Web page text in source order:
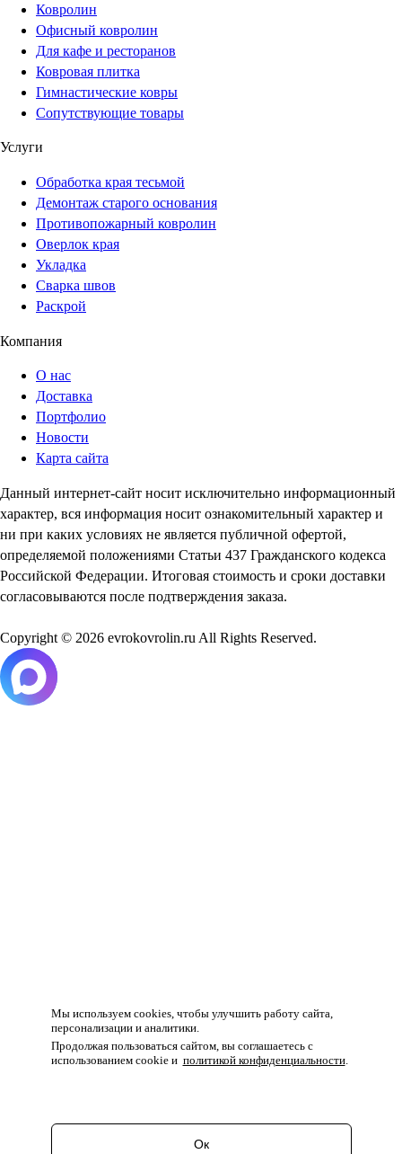
Мы используем cookies, чтобы улучшить работу сайта,
персонализации и аналитики.
Продолжая пользоваться сайтом, вы соглашаетесь с
использованием cookie и политикой конфиденциальности.
Ок
Ковролин
Офисный ковролин
Для кафе и ресторанов
Ковровая плитка
Гимнастические ковры
Сопутствующие товары
Услуги
Обработка края тесьмой
Демонтаж старого основания
Противопожарный ковролин
Оверлок края
Укладка
Сварка швов
Раскрой
Компания
О нас
Доставка
Портфолио
Новости
Карта сайта
Данный интернет-сайт носит исключительно информационный
характер, вся информация носит ознакомительный характер и
ни при каких условиях не является публичной офертой,
определяемой положениями Статьи 437 Гражданского кодекса
Российской Федерации. Итоговая стоимость и сроки доставки
согласовываются после подтверждения заказа.
Copyright © 2026 evrokovrolin.ru All Rights Reserved.